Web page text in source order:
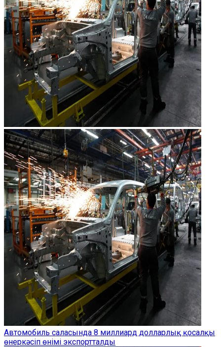
Автомобиль саласында 8 миллиард долларлық қосалқы
өнеркәсіп өнімі экспортталды